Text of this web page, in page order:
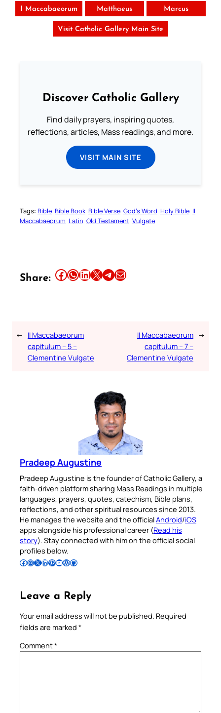
I Maccabaeorum Matthaeus Marcus
Visit Catholic Gallery Main Site
Discover Catholic Gallery
Find daily prayers, inspiring quotes,
reflections, articles, Mass readings, and more.
VISIT MAIN SITE
Tags: Bible Bible Book Bible Verse God’s Word Holy Bible II
Maccabaeorum Latin Old Testament Vulgate
Share: Share this article on Facebook Share this article on WhatsApp Share this article on LinkedIn Share this article on X Share this article on TelegramEmail this Article
← II Maccabaeorum
capitulum – 5 –
Clementine Vulgate
II Maccabaeorum
capitulum – 7 –
Clementine Vulgate
→
Pradeep Augustine
Pradeep Augustine is the founder of Catholic Gallery, a
faith-driven platform sharing Mass Readings in multiple
languages, prayers, quotes, catechism, Bible plans,
reflections, and other spiritual resources since 2013.
He manages the website and the officialAndroid/iOS
apps alongside his professional career (Read his
story). Stay connected with him on the official social
profiles below.
Follow Pradeep on Facebook Follow Pradeep on InstagramFollow Pradeep on X Follow Pradeep on LinkedIn Follow Pradeep on Pinterest Subscribe to Pradeep’s Youtube Channel Follow Pradeep on WordPress Follow Pradeep on GitHub
Leave a Reply
Your email address will not be published. Required
fields are marked *
Comment*